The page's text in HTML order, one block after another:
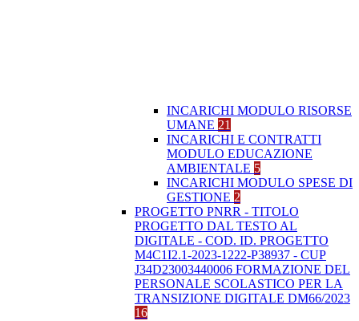
INCARICHI MODULO RISORSE
UMANE 21
INCARICHI E CONTRATTI
MODULO EDUCAZIONE
AMBIENTALE 5
INCARICHI MODULO SPESE DI
GESTIONE 2
PROGETTO PNRR - TITOLO
PROGETTO DAL TESTO AL
DIGITALE - COD. ID. PROGETTO
M4C1I2.1-2023-1222-P38937 - CUP
J34D23003440006 FORMAZIONE DEL
PERSONALE SCOLASTICO PER LA
TRANSIZIONE DIGITALE DM66/2023
16